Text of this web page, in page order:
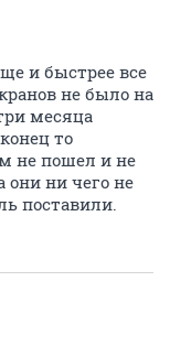
и быстрее все
не было на
месяца
то
не пошел и не
они ни чего не
поставили.